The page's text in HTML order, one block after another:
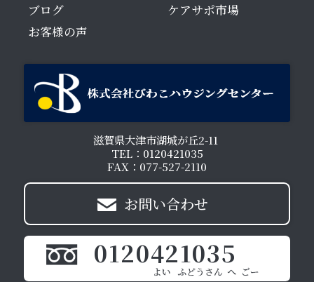
ブログ
お客様の声
ケアサポ市場
滋賀県大津市湖城が丘2-11
TEL：0120421035
FAX：077-527-2110
お問い合わせ
0120421035